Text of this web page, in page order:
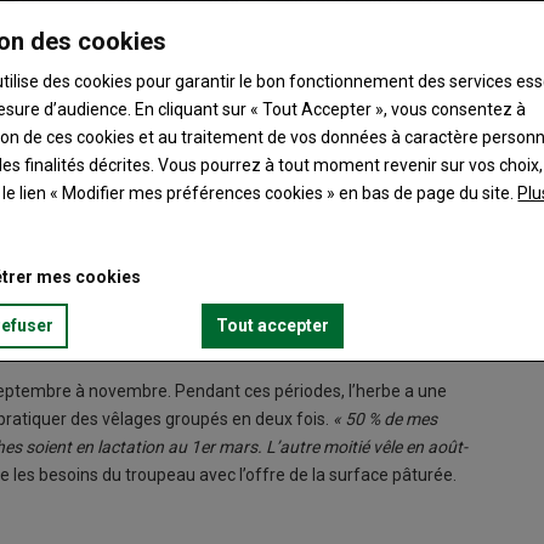
le plus autonome possible, en disposant d’herbe en quantité
Les
des
depuis septembre 2018, Guillaume Renault a mis en place
le fonctionnement de l’exploitation à la courbe annuelle
possible, en disposant d’herbe en quantité et en
à novembre. Pendant ces périodes, l’herbe a une
des vêlages groupés en deux fois. « 50 % de mes
soient en lactation au 1ermars. L’autre moitié vêle en août-
les besoins du troupeau avec l’offre de la surface pâturée.
des cookies
des cookies pour garantir le bon fonctionnement des services
d’audience. En cliquant sur « Tout Accepter », vous consentez à
de ces cookies et au traitement de vos données à caractère
finalités décrites. Vous pourrez à tout moment revenir sur vos
lien « Modifier mes préférences cookies » en bas de page du site.
mes cookies
Tout accepter